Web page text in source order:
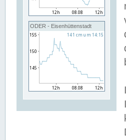
ODER - Eisenhüttenstadt